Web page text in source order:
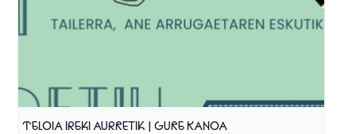
TELOIA IREKI AURRETIK | GURE KANOA